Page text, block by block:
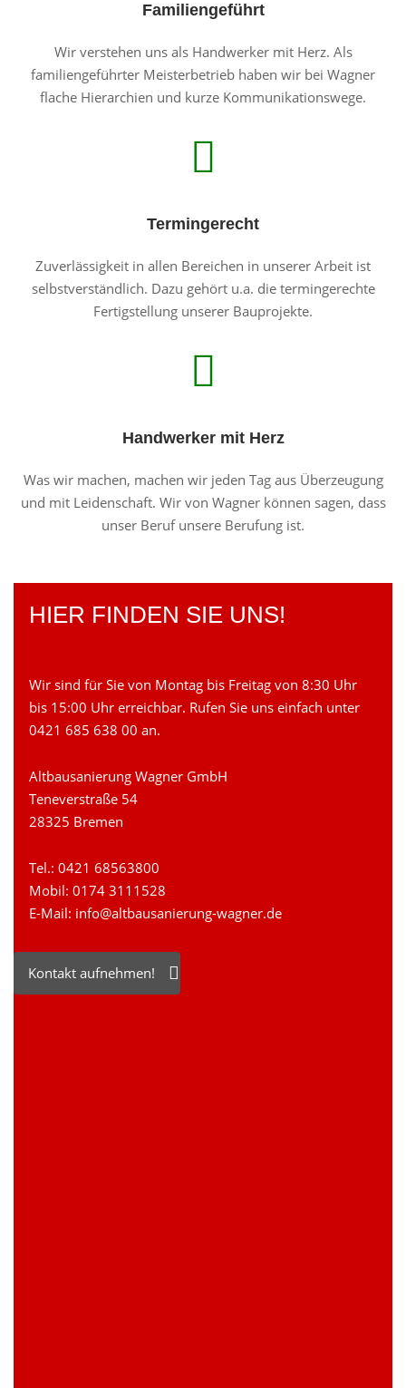
Familiengeführt
Wir verstehen uns als Handwerker mit Herz. Als
familiengeführter Meisterbetrieb haben wir bei Wagner
flache Hierarchien und kurze Kommunikationswege.
Termingerecht
Zuverlässigkeit in allen Bereichen in unserer Arbeit ist
selbstverständlich. Dazu gehört u.a. die termingerechte
Fertigstellung unserer Bauprojekte.
Handwerker mit Herz
Was wir machen, machen wir jeden Tag aus Überzeugung
und mit Leidenschaft. Wir von Wagner können sagen, dass
unser Beruf unsere Berufung ist.
HIER FINDEN SIE UNS!
Wir sind für Sie von Montag bis Freitag von 8:30 Uhr
bis 15:00 Uhr erreichbar. Rufen Sie uns einfach unter
0421 685 638 00 an.
Altbausanierung Wagner GmbH
Teneverstraße 54
28325 Bremen
Tel.: 0421 68563800
Mobil: 0174 3111528
E-Mail: info@altbausanierung-wagner.de
Kontakt aufnehmen!